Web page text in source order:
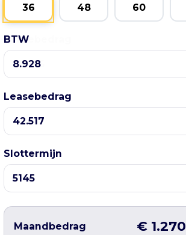
36 48 60
BTW
Leasebedrag
Leasebedrag
Slottermijn
Maandbedrag € 1.270